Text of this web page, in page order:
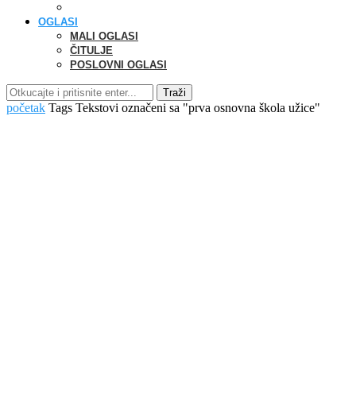
OGLASI
MALI OGLASI
ČITULJE
POSLOVNI OGLASI
Traži
početak Tags Tekstovi označeni sa "prva osnovna škola užice"